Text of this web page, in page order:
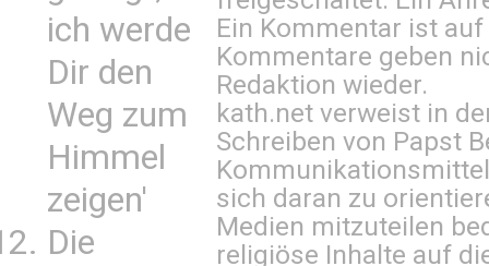
ich werde
Dir den
Weg zum
Himmel
zeigen'
Die
Ein Kommentar ist
Kommentare geben
Redaktion wieder.
kath.net verweist in
Schreiben von Papst
sich daran zu
Medien mitzuteilen
religiöse Inhalte auf